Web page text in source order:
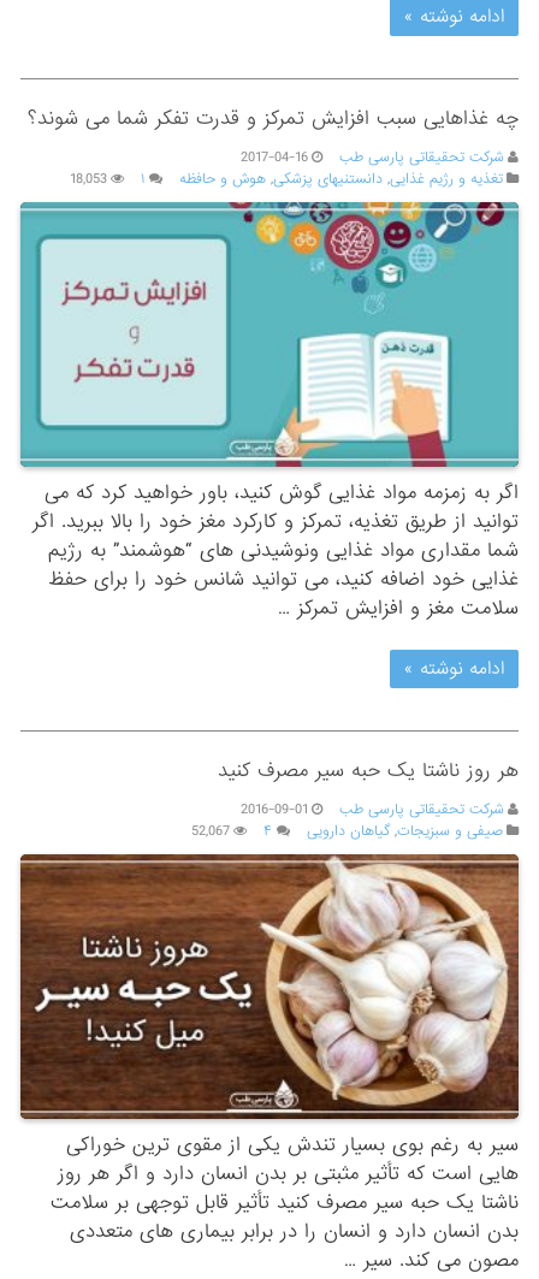
ادامه نوشته »
چه غذاهایی سبب افزایش تمرکز و قدرت تفکر شما می شوند؟
شرکت تحقیقاتی پارسی طب
2017-04-16
تغذیه و رژیم غذایی,دانستنیهای پزشکی,هوش و حافظه ۱ 18,053
اگر به زمزمه مواد غذایی گوش کنید، باور خواهید کرد که می
توانید از طریق تغذیه، تمرکز و کارکرد مغز خود را بالا ببرید. اگر
شما مقداری مواد غذایی ونوشیدنی های “هوشمند” به رژیم
غذایی خود اضافه کنید، می توانید شانس خود را برای حفظ
سلامت مغز و افزایش تمرکز …
ادامه نوشته »
هر روز ناشتا یک حبه سیر مصرف کنید
شرکت تحقیقاتی پارسی طب
2016-09-01
صیفی و سبزیجات,گیاهان دارویی ۴ 52,067
سیر به رغم بوی بسیار تندش یکی از مقوی ترین خوراکی
هایی است که تأثیر مثبتی بر بدن انسان دارد و اگر هر روز
ناشتا یک حبه سیر مصرف کنید تأثیر قابل توجهی بر سلامت
بدن انسان دارد و انسان را در برابر بیماری های متعددی
مصون می کند. سیر …